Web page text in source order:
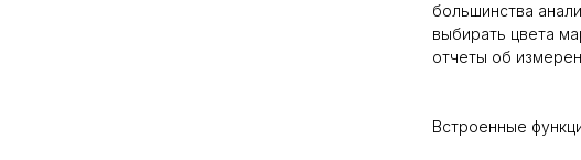
большинства
выбирать цвета
отчеты об
Встроенные